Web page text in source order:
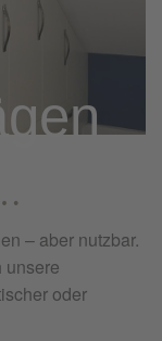
– aber nutzbar.
unsere
oder